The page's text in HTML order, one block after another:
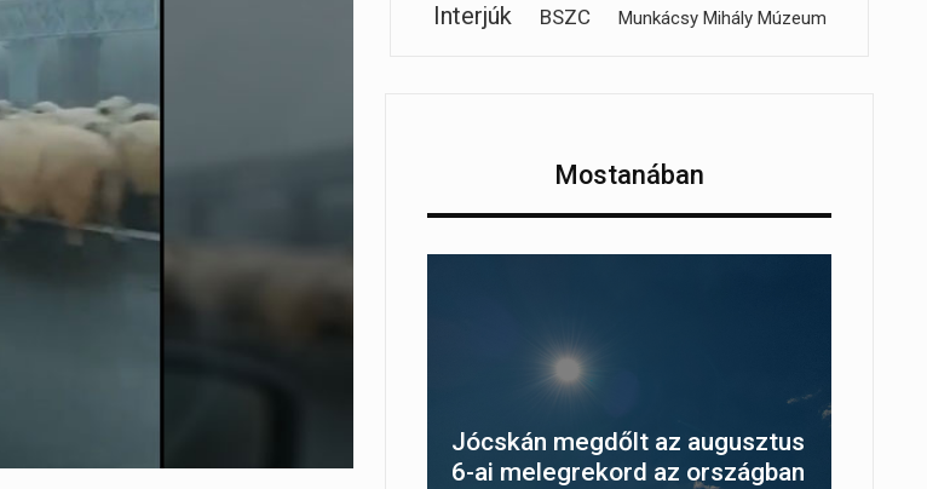
Interjúk BSZC Munkácsy Mihály Múzeum
Mostanában
Jócskán megdőlt az augusztus
6-ai melegrekord az országban